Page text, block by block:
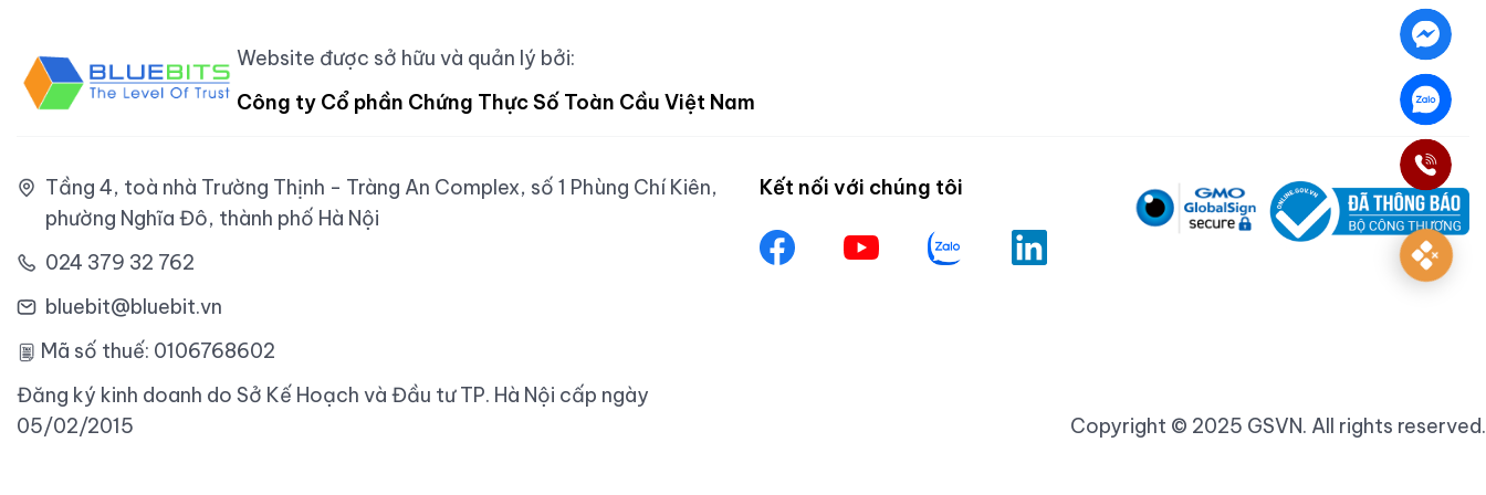
Website được sở hữu và quản lý bởi:
Công ty Cổ phần Chứng Thực Số Toàn Cầu Việt Nam
Tầng 4, toà nhà Trường Thịnh - Tràng An Complex, số 1 Phùng Chí Kiên,
phường Nghĩa Đô, thành phố Hà Nội
024 379 32 762
bluebit@bluebit.vn
Mã số thuế: 0106768602
Đăng ký kinh doanh do Sở Kế Hoạch và Đầu tư TP. Hà Nội cấp ngày
05/02/2015
Kết nối với chúng tôi
Copyright © 2025 GSVN. All rights reserved.